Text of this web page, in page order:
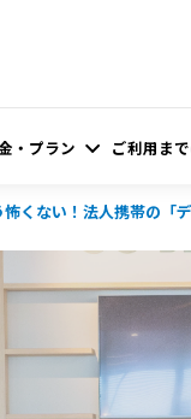
・プラン ご利用ま
くない！法人携帯の「